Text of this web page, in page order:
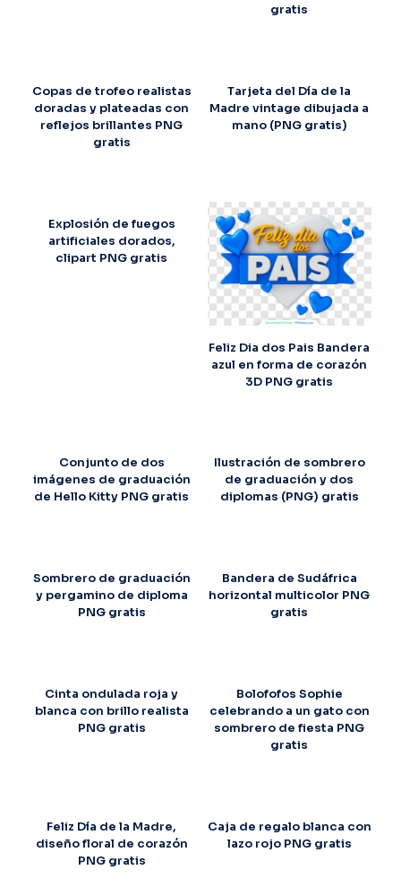
gratis
Copas de trofeo realistas
doradas y plateadas con
reflejos brillantes PNG
gratis
Tarjeta del Día de la
Madre vintage dibujada a
mano (PNG gratis)
Explosión de fuegos
artificiales dorados,
clipart PNG gratis
Feliz Dia dos Pais Bandera
azul en forma de corazón
3D PNG gratis
Conjunto de dos
imágenes de graduación
de Hello Kitty PNG gratis
Ilustración de sombrero
de graduación y dos
diplomas (PNG) gratis
Sombrero de graduación
y pergamino de diploma
PNG gratis
Bandera de Sudáfrica
horizontal multicolor PNG
gratis
Cinta ondulada roja y
blanca con brillo realista
PNG gratis
Bolofofos Sophie
celebrando a un gato con
sombrero de fiesta PNG
gratis
Feliz Día de la Madre,
diseño floral de corazón
PNG gratis
Caja de regalo blanca con
lazo rojo PNG gratis